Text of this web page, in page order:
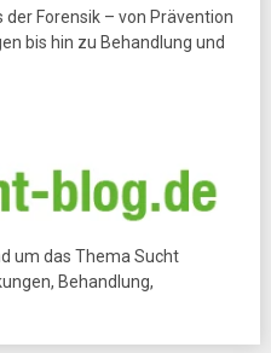
Forensik – von Prävention
bis hin zu Behandlung und
um das Thema Sucht
Behandlung,